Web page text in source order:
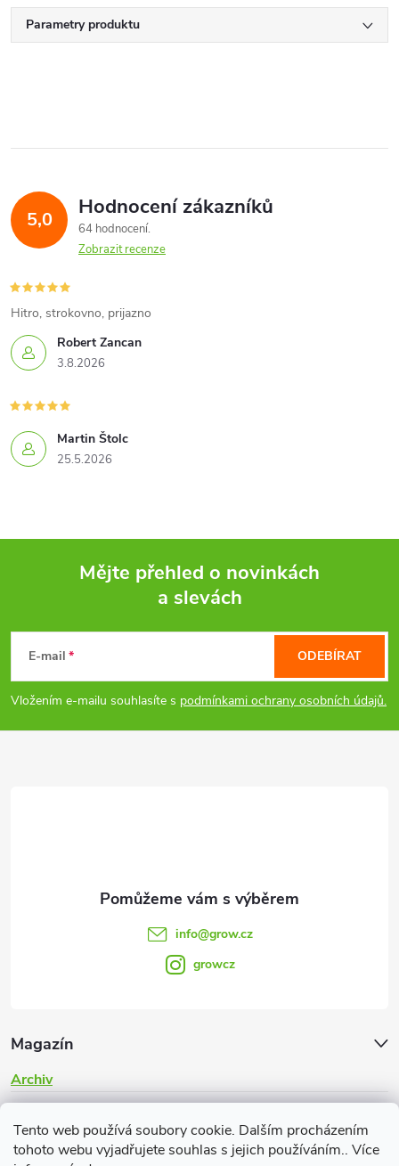
Tento web používá soubory cookie. Dalším procházením
tohoto webu vyjadřujete souhlas s jejich používáním.. Více
Parametry produktu
5,0 Hodnocení zákazníků
64 hodnocení
Zobrazit recenze
Robert Zancan
3.8.2026
Hitro, strokovno, prijazno
Martin Štolc
25.5.2026
p
a
Mějte přehled o novinkách
a slevách
E-mail
Vložením e-mailu souhlasíte s podmínkami ochrany osobních údajů.
ODEBÍRAT
Magazín
Archiv
info@grow.cz
growcz